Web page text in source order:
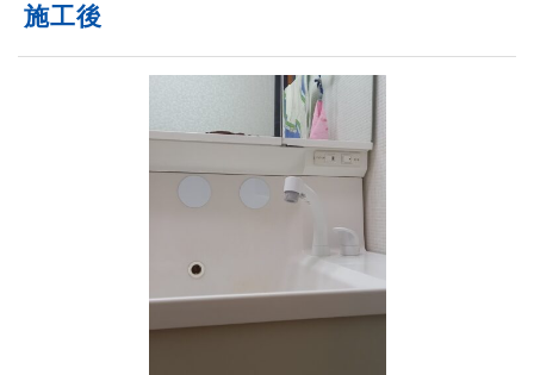
施工後